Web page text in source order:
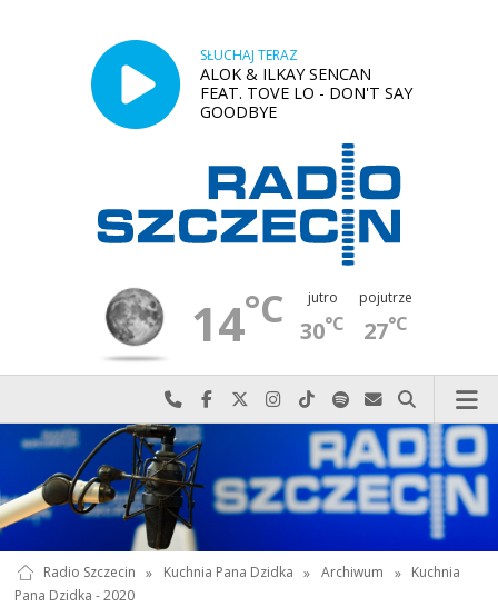
SŁUCHAJ TERAZ
ALOK & ILKAY SENCAN
FEAT. TOVE LO - DON'T SAY
GOODBYE
14°C jutro
30°C
pojutrze
27°C
Najlepiej po prostu do nas zadzwoń
Odwiedź nas na Facebook-u
Odwiedź nas na X
Odwiedź nas na Instagram-ie
Odwiedź nas na TikTok-u
Szukaj nas na Spotify
Wyślij do nas
Szukaj
Radio Szczecin » Kuchnia Pana Dzidka » Archiwum » Kuchnia
Pana Dzidka - 2020